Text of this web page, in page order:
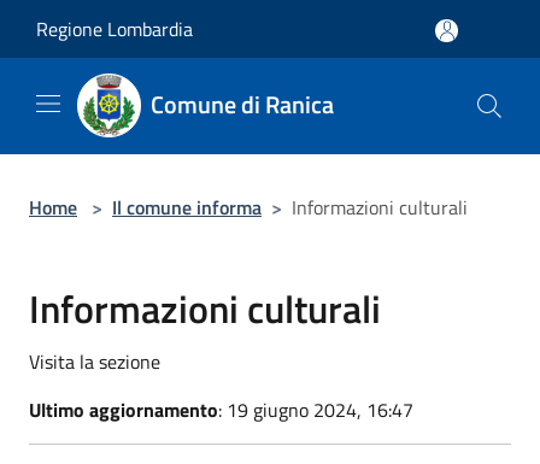
Regione Lombardia
Comune di Ranica
Home > Il comune informa > Informazioni culturali
Informazioni culturali
Visita la sezione
Ultimo aggiornamento: 19 giugno 2024, 16:47